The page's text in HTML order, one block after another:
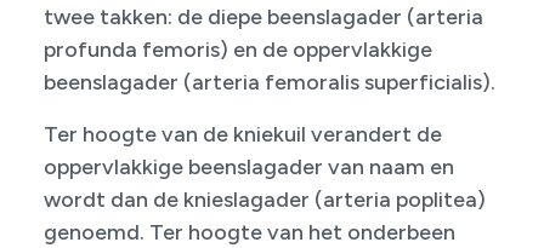
twee takken: de diepe beenslagader (arteria
profunda femoris) en de oppervlakkige
beenslagader (arteria femoralis superficialis).
Ter hoogte van de kniekuil verandert de
oppervlakkige beenslagader van naam en
wordt dan de knieslagader (arteria poplitea)
genoemd. Ter hoogte van het onderbeen